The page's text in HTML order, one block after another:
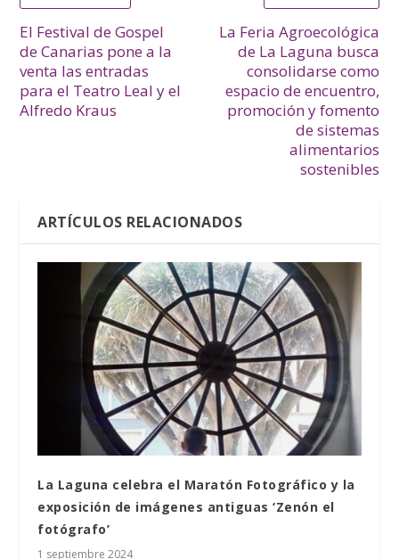
El Festival de Gospel
de Canarias pone a la
venta las entradas
para el Teatro Leal y el
Alfredo Kraus
La Feria Agroecológica
de La Laguna busca
consolidarse como
espacio de encuentro,
promoción y fomento
de sistemas
alimentarios
sostenibles
ARTÍCULOS RELACIONADOS
La Laguna celebra el Maratón Fotográfico y la
exposición de imágenes antiguas ‘Zenón el
fotógrafo’
1 septiembre 2024